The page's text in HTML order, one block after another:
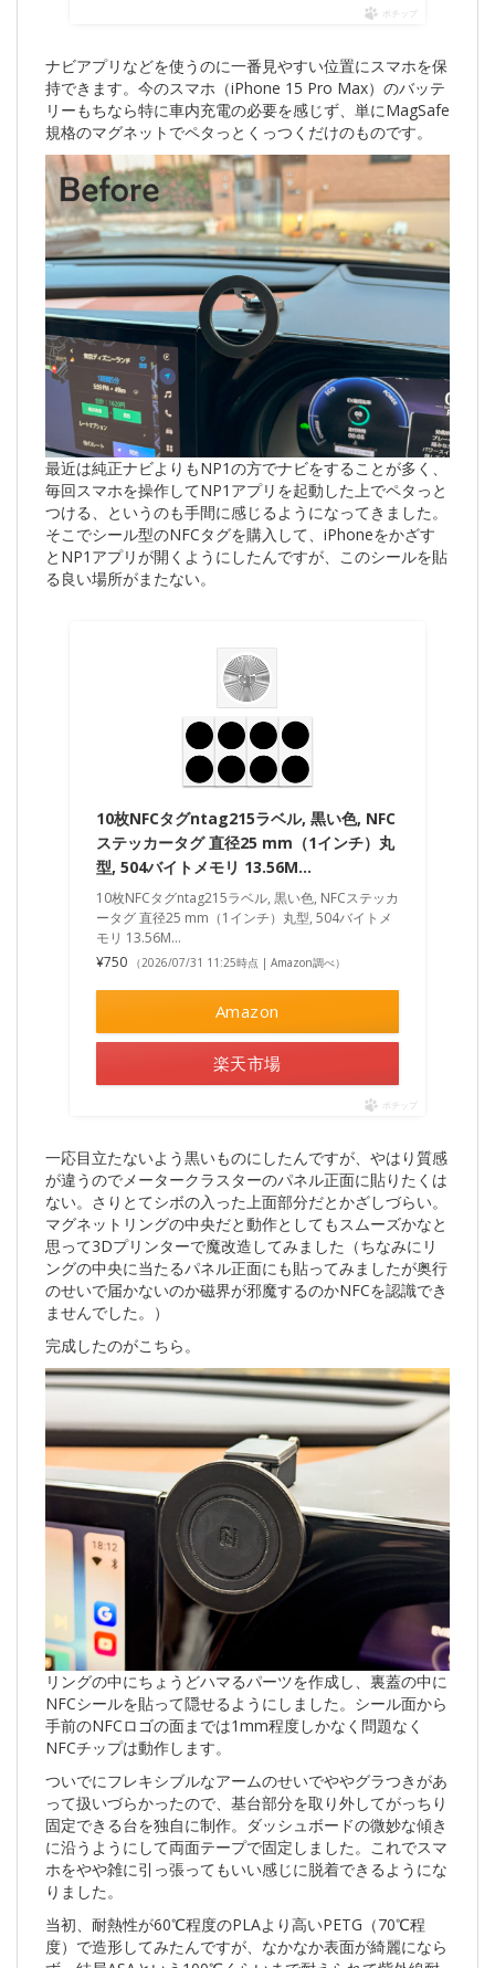
ポチップ
ナビアプリなどを使うのに一番見やすい位置にスマホを保
持できます。今のスマホ（iPhone 15 Pro Max）のバッテ
リーもちなら特に車内充電の必要を感じず、単にMagSafe
規格のマグネットでペタっとくっつくだけのものです。
最近は純正ナビよりもNP1の方でナビをすることが多く、
毎回スマホを操作してNP1アプリを起動した上でペタっと
つける、というのも手間に感じるようになってきました。
そこでシール型のNFCタグを購入して、iPhoneをかざす
とNP1アプリが開くようにしたんですが、このシールを貼
る良い場所がまたない。
10枚NFCタグntag215ラベル, 黒い色, NFC
ステッカータグ 直径25 mm（1インチ）丸
型, 504バイトメモリ 13.56M…
10枚NFCタグntag215ラベル, 黒い色, NFCステッカ
ータグ 直径25 mm（1インチ）丸型, 504バイトメ
モリ 13.56M…
¥750
（2026/07/31 11:25時点 | Amazon調べ）
Amazon
楽天市場
ポチップ
一応目立たないよう黒いものにしたんですが、やはり質感
が違うのでメータークラスターのパネル正面に貼りたくは
ない。さりとてシボの入った上面部分だとかざしづらい。
マグネットリングの中央だと動作としてもスムーズかなと
思って3Dプリンターで魔改造してみました（ちなみにリ
ングの中央に当たるパネル正面にも貼ってみましたが奥行
のせいで届かないのか磁界が邪魔するのかNFCを認識でき
ませんでした。）
完成したのがこちら。
リングの中にちょうどハマるパーツを作成し、裏蓋の中に
NFCシールを貼って隠せるようにしました。シール面から
手前のNFCロゴの面までは1mm程度しかなく問題なく
NFCチップは動作します。
ついでにフレキシブルなアームのせいでややグラつきがあ
って扱いづらかったので、基台部分を取り外してがっちり
固定できる台を独自に制作。ダッシュボードの微妙な傾き
に沿うようにして両面テープで固定しました。これでスマ
ホをやや雑に引っ張ってもいい感じに脱着できるようにな
りました。
当初、耐熱性が60℃程度のPLAより高いPETG（70℃程
度）で造形してみたんですが、なかなか表面が綺麗になら